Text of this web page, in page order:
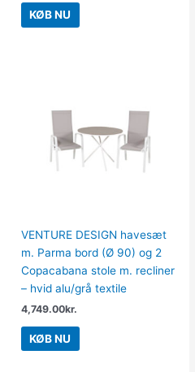
KØB NU
VENTURE DESIGN havesæt
m. Parma bord (Ø 90) og 2
Copacabana stole m. recliner
– hvid alu/grå textile
4,749.00kr.
KØB NU